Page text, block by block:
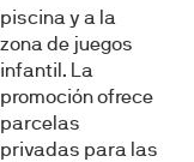
piscina y a la
zona de juegos
infantil. La
promoción ofrece
parcelas
privadas para las